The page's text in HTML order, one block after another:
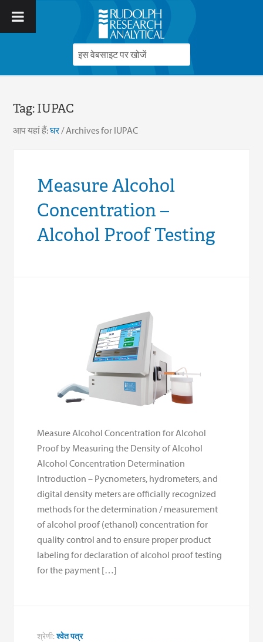
Tag:IUPAC
आप यहां हैं:घर/Archives for IUPAC
Measure Alcohol
Concentration –
Alcohol Proof Testing
Measure Alcohol Concentration for Alcohol
Proof by Measuring the Density of Alcohol
Alcohol Concentration Determination
Introduction – Pycnometers, hydrometers, and
digital density meters are officially recognized
methods for the determination / measurement
of alcohol proof (ethanol) concentration for
quality control and to ensure proper product
labeling for declaration of alcohol proof testing
for the payment […]
श्रेणी:श्वेत पत्र